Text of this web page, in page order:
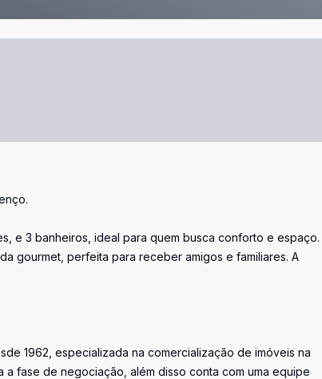
e 3 banheiros, ideal para quem busca conforto e espaço.
gourmet, perfeita para receber amigos e familiares. A
1962, especializada na comercialização de imóveis na
fase de negociação, além disso conta com uma equipe